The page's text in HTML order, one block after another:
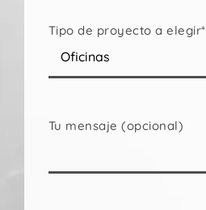
Tipo de proyecto a elegir*
Tu mensaje (opcional)